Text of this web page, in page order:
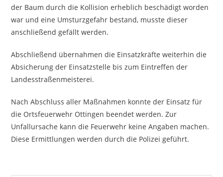
der Baum durch die Kollision erheblich beschädigt worden
war und eine Umsturzgefahr bestand, musste dieser
anschließend gefällt werden.
Abschließend übernahmen die Einsatzkräfte weiterhin die
Absicherung der Einsatzstelle bis zum Eintreffen der
Landesstraßenmeisterei.
Nach Abschluss aller Maßnahmen konnte der Einsatz für
die Ortsfeuerwehr Ottingen beendet werden. Zur
Unfallursache kann die Feuerwehr keine Angaben machen.
Diese Ermittlungen werden durch die Polizei geführt.